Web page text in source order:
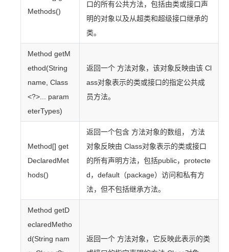
Methods()
口的所有公共方法，包括由类或接口声
明的对象以及从超类和超级接口继承的
类。
Method getM
ethod(String
name, Class
<?>... param
eterTypes)
返回一个 方法对象，该对象反映由该 Cl
ass对象表示的类或接口的指定公共成
员方法。
Method[] get
DeclaredMet
hods()
返回一个包含 方法对象的数组， 方法
对象反映由 Class对象表示的类或接口
的所有声明方法，包括public，protecte
d，default（package）访问和私有方
法，但不包括继承方法。
Method getD
eclaredMetho
d(String nam
返回一个 方法对象，它反映此表示的类